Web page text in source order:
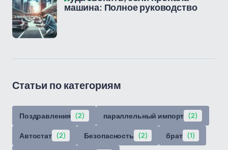
машина: Полное руководство
Статьи по категориям
Поздравления (2) параллельный импорт (2)
Автостат (2) Безопасность (2) брат (1)